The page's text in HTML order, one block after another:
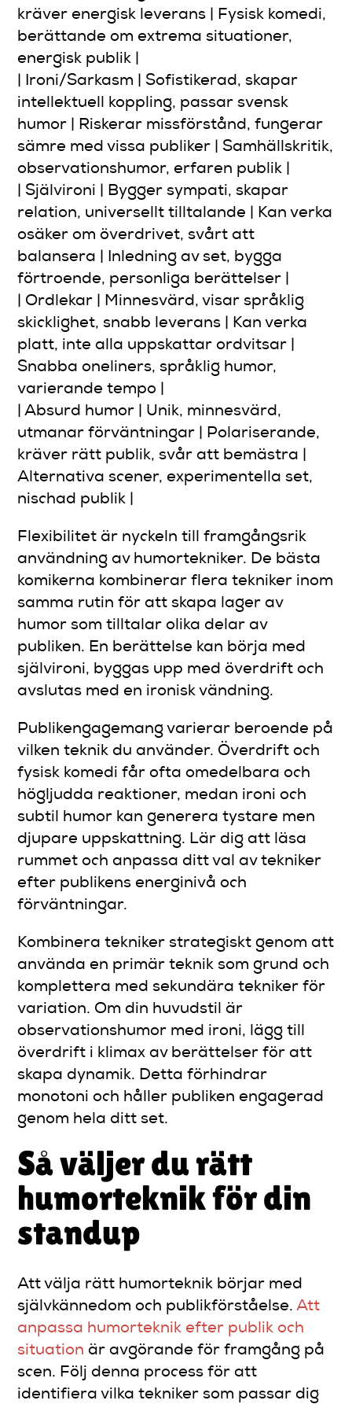
kräver energisk leverans | Fysisk komedi,
berättande om extrema situationer,
energisk publik |
| Ironi/Sarkasm | Sofistikerad, skapar
intellektuell koppling, passar svensk
humor | Riskerar missförstånd, fungerar
sämre med vissa publiker | Samhällskritik,
observationshumor, erfaren publik |
| Självironi | Bygger sympati, skapar
relation, universellt tilltalande | Kan verka
osäker om överdrivet, svårt att
balansera | Inledning av set, bygga
förtroende, personliga berättelser |
| Ordlekar | Minnesvärd, visar språklig
skicklighet, snabb leverans | Kan verka
platt, inte alla uppskattar ordvitsar |
Snabba oneliners, språklig humor,
varierande tempo |
| Absurd humor | Unik, minnesvärd,
utmanar förväntningar | Polariserande,
kräver rätt publik, svår att bemästra |
Alternativa scener, experimentella set,
nischad publik |
Flexibilitet är nyckeln till framgångsrik
användning av humortekniker. De bästa
komikerna kombinerar flera tekniker inom
samma rutin för att skapa lager av
humor som tilltalar olika delar av
publiken. En berättelse kan börja med
självironi, byggas upp med överdrift och
avslutas med en ironisk vändning.
Publikengagemang varierar beroende på
vilken teknik du använder. Överdrift och
fysisk komedi får ofta omedelbara och
högljudda reaktioner, medan ironi och
subtil humor kan generera tystare men
djupare uppskattning. Lär dig att läsa
rummet och anpassa ditt val av tekniker
efter publikens energinivå och
förväntningar.
Kombinera tekniker strategiskt genom att
använda en primär teknik som grund och
komplettera med sekundära tekniker för
variation. Om din huvudstil är
observationshumor med ironi, lägg till
överdrift i klimax av berättelser för att
skapa dynamik. Detta förhindrar
monotoni och håller publiken engagerad
genom hela ditt set.
Så väljer du rätt
humorteknik för din
standup
Att välja rätt humorteknik börjar med
självkännedom och publikförståelse.Att
anpassa humorteknik efter publik och
situation är avgörande för framgång på
scen. Följ denna process för att
identifiera vilka tekniker som passar dig